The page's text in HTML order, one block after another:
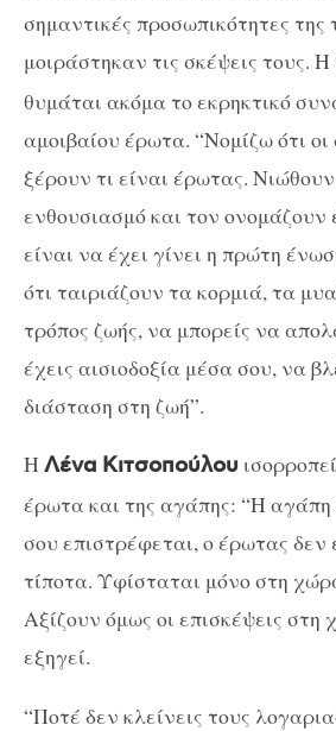
σημαντικές προσωπικότητες της
μοιράστηκαν τις σκέψεις τους. Η
θυμάται ακόμα το εκρηκτικό
αμοιβαίου έρωτα. “Νομίζω ότι
ξέρουν τι είναι έρωτας.
ενθουσιασμό και τον
είναι να έχει γίνει η πρώτη
ότι ταιριάζουν τα κορμιά, τα
τρόπος ζωής, να μπορείς να
έχεις αισιοδοξία μέσα σου, να
διάσταση στη ζωή”.
Η Λένα Κιτσοπούλου
έρωτα και της αγάπης: “Η αγάπη
σου επιστρέφεται, ο έρωτας δεν
τίποτα. Υφίσταται μόνο στη
Αξίζουν όμως οι επισκέψεις στη
εξηγεί.
“Ποτέ δεν κλείνεις τους